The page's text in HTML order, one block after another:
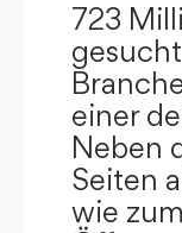
723
einer
Neben
Seiten
wie